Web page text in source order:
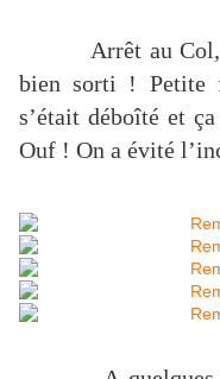
Arrêt au Col,
bien sorti ! Petite
s’était déboîté et
Ouf ! On a évité